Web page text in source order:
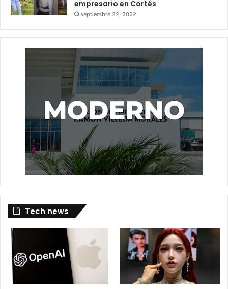
empresario en Cortés
septiembre 22, 2022
Tech news